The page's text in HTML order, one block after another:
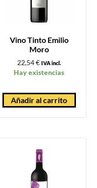
Vino Tinto Emilio
Moro
22,54€ IVA incl.
Hay existencias
Añadir al carrito